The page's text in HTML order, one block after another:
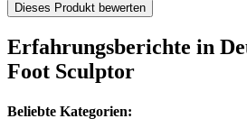
Dieses Produkt bewerten
Erfahrungsberichte in
Foot Sculptor
Beliebte Kategorien: